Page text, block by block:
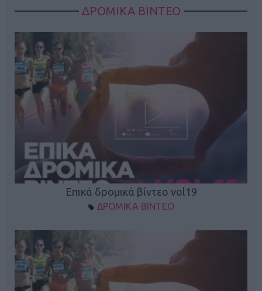
ΔΡΟΜΙΚΑ ΒΙΝΤΕΟ
Επικά δρομικά βίντεο vol19
ΔΡΟΜΙΚΑ ΒΙΝΤΕΟ